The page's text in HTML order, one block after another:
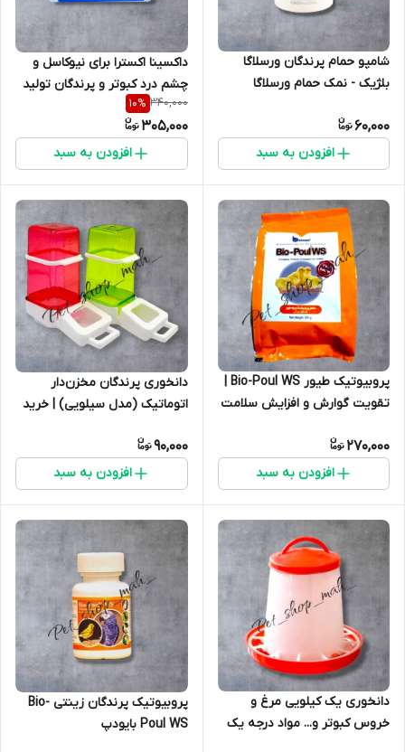
شامپو حمام پرندگان ورسلاگا
بلژیک - نمک حمام ورسلاگا
60,000
افزودن به سبد
داکسینا اکسترا برای نیوکاسل و
چشم درد کبوتر و پرندگان تولید
هلند
340,000
10%
305,000
افزودن به سبد
پروبیوتیک طیور Bio-Poul WS |
تقویت گوارش و افزایش سلامت
270,000
افزودن به سبد
دانخوری پرندگان مخزن‌دار
اتوماتیک (مدل سیلویی) | خرید
90,000
افزودن به سبد
دانخوری یک کیلویی مرغ و
خروس کبوتر و... مواد درجه یک
پروبیوتیک پرندگان زینتی Bio-
Poul WS بایودپ